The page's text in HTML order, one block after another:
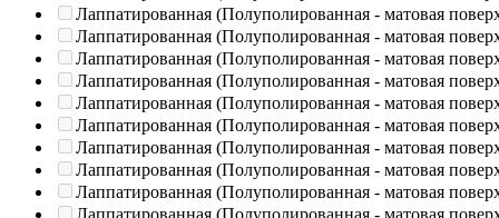
Лаппатированная (Полуполированная - матовая
Лаппатированная (Полуполированная - матовая
Лаппатированная (Полуполированная - матовая
Лаппатированная (Полуполированная - матовая
Лаппатированная (Полуполированная - матовая
Лаппатированная (Полуполированная - матовая
Лаппатированная (Полуполированная - матовая
Лаппатированная (Полуполированная - матовая
Лаппатированная (Полуполированная - матовая